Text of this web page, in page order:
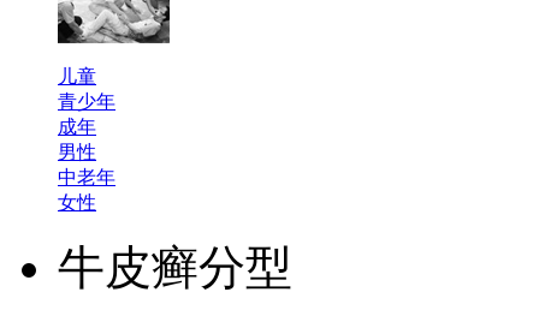
儿童
青少年
成年
男性
中老年
女性
牛皮癣分型